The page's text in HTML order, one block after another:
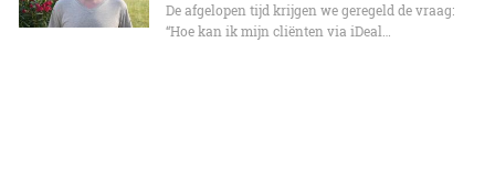
De afgelopen tijd krijgen we geregeld de vraag:
“Hoe kan ik mijn cliënten via iDeal…